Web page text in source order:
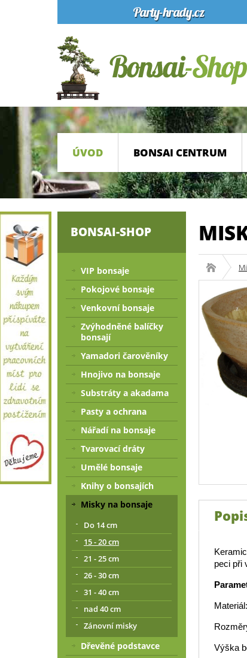
ÚVOD BONSAI CENTRUM
peci při
Výška
BONSAI-SHOP
VIP bonsaje
Pokojové bonsaje
Venkovní bonsaje
Zvýhodněné balíčky
bonsají
Yamadori čarověníky
Hnojivo na bonsaje
Substráty a akadama
Pasty a ochrana
Nářadí na bonsaje
Tvarovací dráty
Umělé bonsaje
Knihy o bonsajích
Misky na bonsaje
Do 14 cm
15 - 20 cm
21 - 25 cm
26 - 30 cm
31 - 40 cm
nad 40 cm
Zánovní misky
Dřevěné podstavce